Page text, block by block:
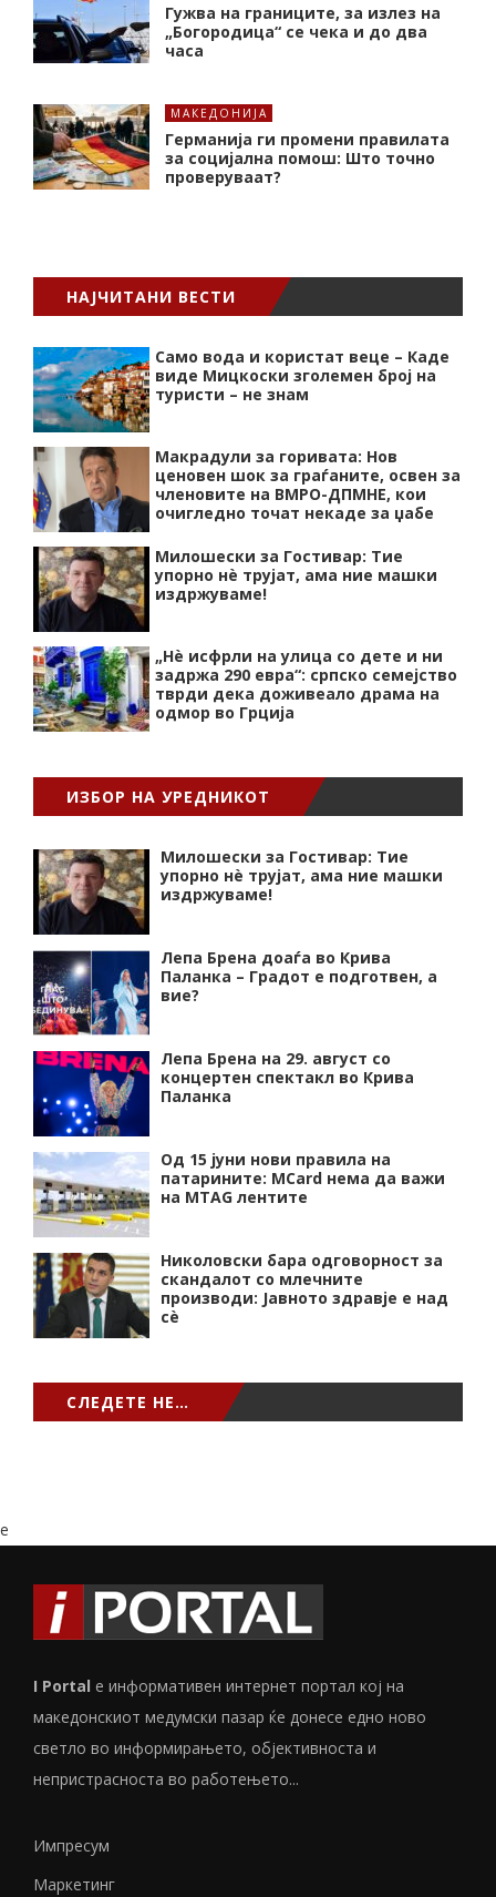
Гужва на границите, за излез на
„Богородица“ се чека и до два
часа
МАКЕДОНИЈА
Германија ги промени правилата
за социјална помош: Што точно
проверуваат?
НАЈЧИТАНИ ВЕСТИ
Само вода и користат веце – Каде
виде Мицкоски зголемен број на
туристи – не знам
Макрадули за горивата: Нов
ценовен шок за граѓаните, освен за
членовите на ВМРО-ДПМНЕ, кои
очигледно точат некаде за џабе
Милошески за Гостивар: Тие
упорно нѐ трујат, ама ние машки
издржуваме!
„Нѐ исфрли на улица со дете и ни
задржа 290 евра“: српско семејство
тврди дека доживеало драма на
одмор во Грција
ИЗБОР НА УРЕДНИКОТ
Милошески за Гостивар: Тие
упорно нѐ трујат, ама ние машки
издржуваме!
Лепа Брена доаѓа во Крива
Паланка – Градот е подготвен, а
вие?
Лепа Брена на 29. август со
концертен спектакл во Крива
Паланка
Од 15 јуни нови правила на
патарините: MCard нема да важи
на MTAG лентите
Николовски бара одговорност за
скандалот со млечните
производи: Јавното здравје е над
сѐ
СЛЕДЕТЕ НЕ…
e
I Portal е информативен интернет портал кој на
македонскиот медумски пазар ќе донесе едно ново
светло во информирањето, објективноста и
непристрасноста во работењето...
Импресум
Маркетинг